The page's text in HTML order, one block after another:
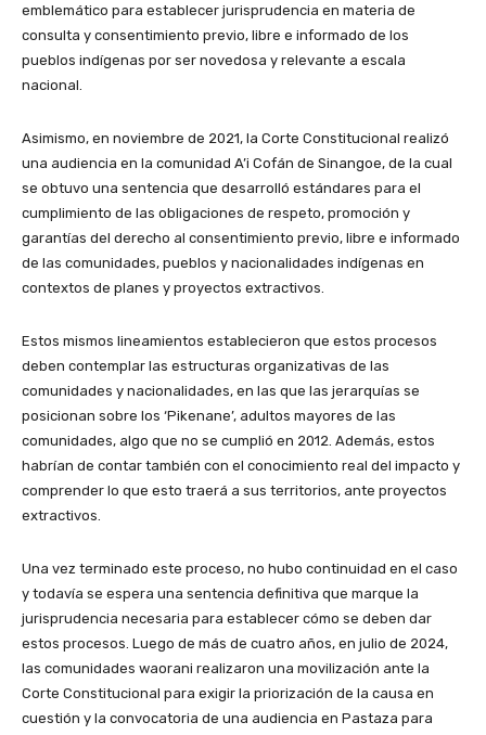
emblemático para establecer jurisprudencia en materia de
consulta y consentimiento previo, libre e informado de los
pueblos indígenas por ser novedosa y relevante a escala
nacional.
Asimismo, en noviembre de 2021, la Corte Constitucional realizó
una audiencia en la comunidad A’i Cofán de Sinangoe, de la cual
se obtuvo una sentencia que desarrolló estándares para el
cumplimiento de las obligaciones de respeto, promoción y
garantías del derecho al consentimiento previo, libre e informado
de las comunidades, pueblos y nacionalidades indígenas en
contextos de planes y proyectos extractivos.
Estos mismos lineamientos establecieron que estos procesos
deben contemplar las estructuras organizativas de las
comunidades y nacionalidades, en las que las jerarquías se
posicionan sobre los ‘Pikenane’, adultos mayores de las
comunidades, algo que no se cumplió en 2012. Además, estos
habrían de contar también con el conocimiento real del impacto y
comprender lo que esto traerá a sus territorios, ante proyectos
extractivos.
Una vez terminado este proceso, no hubo continuidad en el caso
y todavía se espera una sentencia definitiva que marque la
jurisprudencia necesaria para establecer cómo se deben dar
estos procesos. Luego de más de cuatro años, en julio de 2024,
las comunidades waorani realizaron una movilización ante la
Corte Constitucional para exigir la priorización de la causa en
cuestión y la convocatoria de una audiencia en Pastaza para